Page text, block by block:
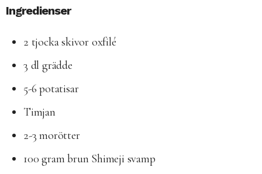
Ingredienser
2 tjocka skivor oxfilé
3 dl grädde
5-6 potatisar
Timjan
2-3 morötter
100 gram brun Shimeji svamp